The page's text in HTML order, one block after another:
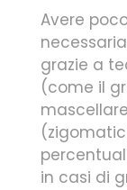
Avere
grazie a
(come il
in casi di